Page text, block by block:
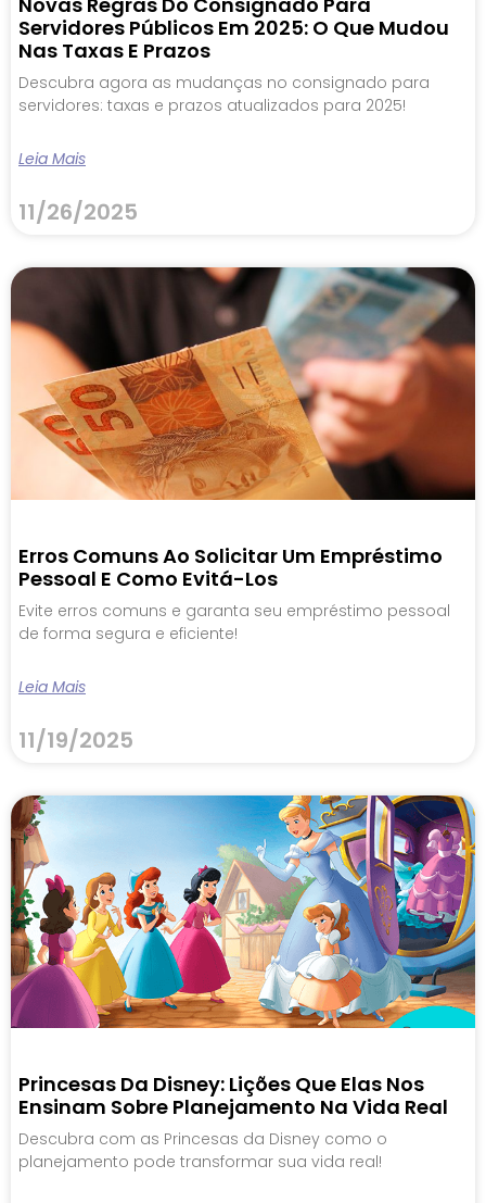
Servidores Públicos Em 2025: O Que Mudou
Nas Taxas E Prazos
Descubra agora as mudanças no consignado para
servidores: taxas e prazos atualizados para 2025!
Leia Mais
11/26/2025
Erros Comuns Ao Solicitar Um Empréstimo
Pessoal E Como Evitá-Los
Evite erros comuns e garanta seu empréstimo pessoal
de forma segura e eficiente!
Leia Mais
11/19/2025
Princesas Da Disney: Lições Que Elas Nos
Ensinam Sobre Planejamento Na Vida Real
Descubra com as Princesas da Disney como o
planejamento pode transformar sua vida real!